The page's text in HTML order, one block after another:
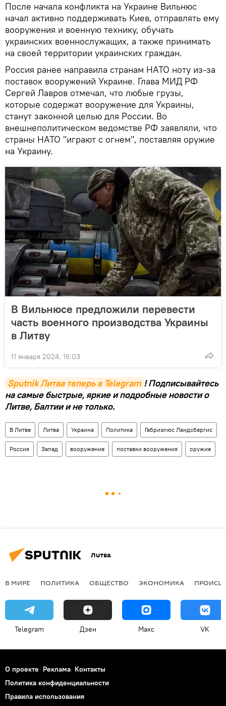
После начала конфликта на Украине Вильнюс
начал активно поддерживать Киев, отправлять ему
вооружения и военную технику, обучать
украинских военнослужащих, а также принимать
на своей территории украинских граждан.
Россия ранее направила странам НАТО ноту из-за
поставок вооружений Украине. Глава МИД РФ
Сергей Лавров отмечал, что любые грузы,
которые содержат вооружение для Украины,
станут законной целью для России. Во
внешнеполитическом ведомстве РФ заявляли, что
страны НАТО "играют с огнем", поставляя оружие
на Украину.
В Вильнюсе предложили перевести
часть военного производства Украины
в Литву
11 января 2024, 16:03
Sputnik Литва теперь в Telegram ! Подписывайтесь
на самые быстрые, яркие и подробные новости о
Литве, Балтии и не только.
В Литве Литва Украина Политика Габриэлюс Ландсбергис
Россия Запад вооружение поставки вооружения оружие
Литва
В МИРЕ ПОЛИТИКА ОБЩЕСТВО ЭКОНОМИКА
Telegram Дзен Макс VK
О проекте Реклама Контакты
Политика конфиденциальности
Правила использования